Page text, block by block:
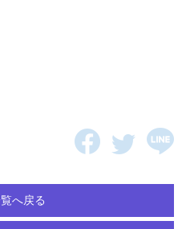
へ戻る